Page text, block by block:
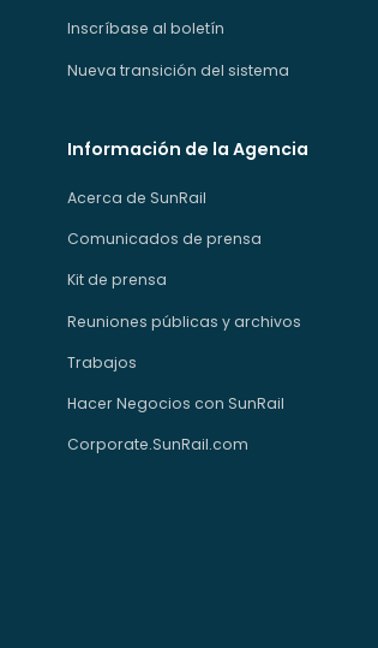
Inscríbase al boletín
Nueva transición del sistema
Información de la Agencia
Acerca de SunRail
Comunicados de prensa
Kit de prensa
Reuniones públicas y archivos
Trabajos
Hacer Negocios con SunRail
Corporate.SunRail.com